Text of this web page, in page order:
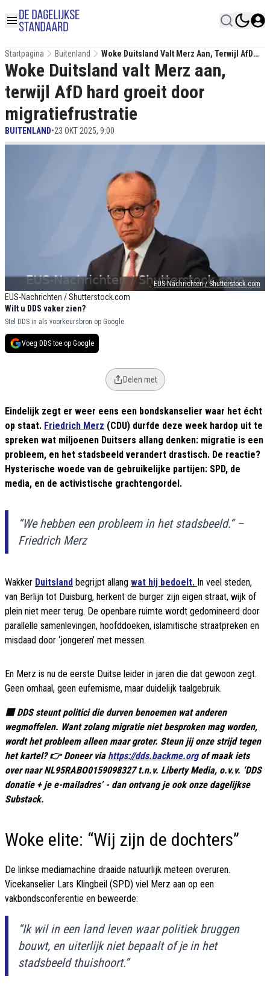
Startpagina Buitenland
Woke Duitsland Valt Merz Aan, Terwijl AfD
Hard Groeit Door Migratiefrustratie
EUS-Nachrichten / Shutterstock.com
EUS-Nachrichten / Shutterstock.com
Woke Duitsland valt Merz aan,
terwijl AfD hard groeit door
migratiefrustratie
BUITENLAND•23 OKT 2025, 9:00
Wilt u DDS vaker zien?
Stel DDS in als voorkeursbron op Google.
Voeg DDS toe op Google
Delen met
Eindelijk zegt er weer eens een bondskanselier waar het écht
op staat. Friedrich Merz (CDU) durfde deze week hardop uit te
spreken wat miljoenen Duitsers allang denken: migratie is een
probleem, en het stadsbeeld verandert drastisch. De reactie?
Hysterische woede van de gebruikelijke partijen: SPD, de
media, en de activistische grachtengordel.
“We hebben een probleem in het stadsbeeld.” –
Friedrich Merz
Wakker Duitsland begrijpt allang wat hij bedoelt. In veel steden,
van Berlijn tot Duisburg, herkent de burger zijn eigen straat, wijk of
plein niet meer terug. De openbare ruimte wordt gedomineerd door
parallelle samenlevingen, hoofddoeken, islamitische straatpreken en
misdaad door ‘jongeren’ met messen.
En Merz is nu de eerste Duitse leider in jaren die dat gewoon zegt.
Geen omhaal, geen eufemisme, maar duidelijk taalgebruik.
🟦 DDS steunt politici die durven benoemen wat anderen
wegmoffelen. Want zolang migratie niet besproken mag worden,
wordt het probleem alleen maar groter. Steun jij onze strijd tegen
het kartel? 👉 Doneer viahttps://dds.backme.orgof maak iets
over naar NL95RABO0159098327 t.n.v. Liberty Media, o.v.v. ‘DDS
donatie + je e-mailadres’ - dan ontvang je ook onze dagelijkse
Substack.
Woke elite: “Wij zijn de dochters”
De linkse mediamachine draaide natuurlijk meteen overuren.
Vicekanselier Lars Klingbeil (SPD) viel Merz aan op een
vakbondsconferentie en beweerde:
“Ik wil in een land leven waar politiek bruggen
bouwt, en uiterlijk niet bepaalt of je in het
stadsbeeld thuishoort.”